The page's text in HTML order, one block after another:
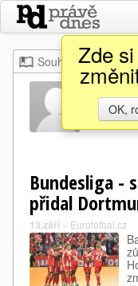
Zde
OK,
Souhrn Moje
Bundesliga -
přidal
13.září » Eurofotbal.cz